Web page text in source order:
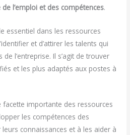
l’emploi et des compétences.
essentiel dans les ressources
et d’attirer les talents qui
l’entreprise. Il s’agit de trouver
et les plus adaptés aux postes à
importante des ressources
les compétences des
connaissances et à les aider à